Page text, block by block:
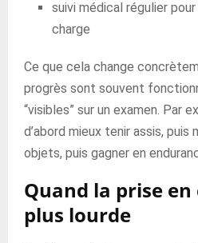
suivi médical régulier
charge
Ce que cela change
progrès sont souvent
“visibles” sur un examen. Par
d’abord mieux tenir assis, puis
objets, puis gagner en
Quand la prise
plus lourde